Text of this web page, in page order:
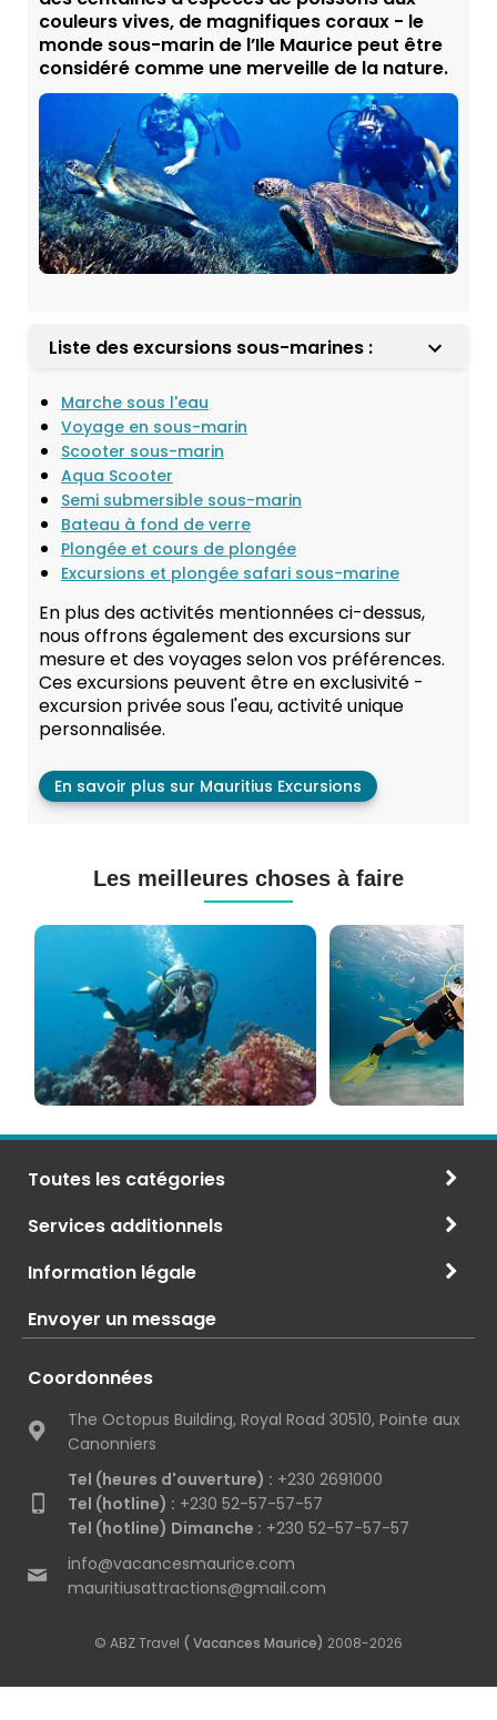
couleurs vives, de magnifiques coraux - le
monde sous-marin de l’Ile Maurice peut être
considéré comme une merveille de la nature.
Liste des excursions sous-marines :
Marche sous l'eau
Voyage en sous-marin
Scooter sous-marin
Aqua Scooter
Semi submersible sous-marin
Bateau à fond de verre
Plongée et cours de plongée
Excursions et plongée safari sous-marine
En plus des activités mentionnées ci-dessus,
nous offrons également des excursions sur
mesure et des voyages selon vos préférences.
Ces excursions peuvent être en exclusivité -
excursion privée sous l'eau, activité unique
personnalisée.
En savoir plus sur Mauritius Excursions
Les meilleures choses à faire
de
Sous-
marine
à
Maurice
Toutes les catégories
Services additionnels
Information légale
Envoyer un message
Coordonnées
The Octopus Building, Royal Road 30510, Pointe aux
Canonniers
Tel (heures d'ouverture) : +230 2691000
Tel (hotline) : +230 52-57-57-57
Tel (hotline) Dimanche : +230 52-57-57-57
info@vacancesmaurice.com
mauritiusattractions@gmail.com
© ABZ Travel ( Vacances Maurice) 2008-2026